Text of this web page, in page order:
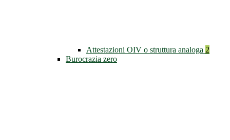
Attestazioni OIV o struttura analoga 2
Burocrazia zero